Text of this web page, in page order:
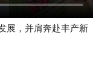
展，并肩奔赴丰产新